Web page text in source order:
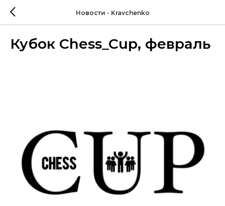
Новости - Kravchenko
Кубок Chess_Cup, февраль